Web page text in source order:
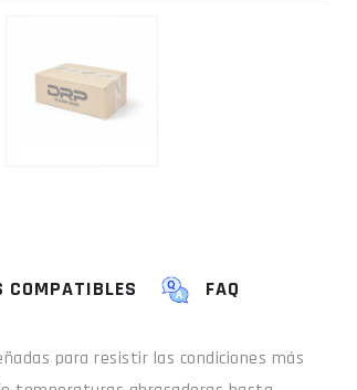
COMPATIBLES FAQ
para resistir las condiciones más